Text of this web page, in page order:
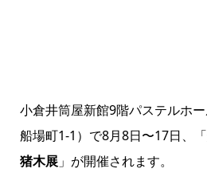
小倉井筒屋新館9階パステルホ
船場町1-1）で8月8日〜17日、「
猪木展」が開催されます。